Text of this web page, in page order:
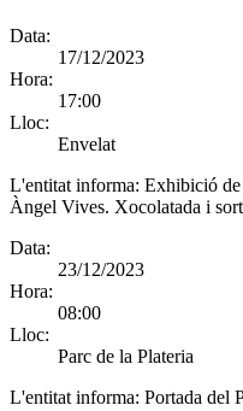
Data:
17/12/2023
Hora:
17:00
Lloc:
Envelat
L'entitat informa: Exhibició de
Àngel Vives. Xocolatada i
Data:
23/12/2023
Hora:
08:00
Lloc:
Parc de la Plateria
L'entitat informa: Portada del